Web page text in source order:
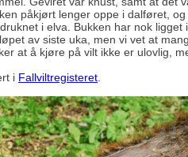
påkjørt lenger oppe i dalføret,
i elva. Bukken har nok
av siste uka, men vi vet at
at å kjøre på vilt ikke er ulovlig,
i Fallviltregisteret